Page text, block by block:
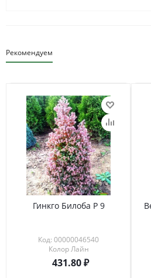
Рекомендуем
Гинкго Билоба Р 9
Код: 00000046540
Колор Лайн
431.80